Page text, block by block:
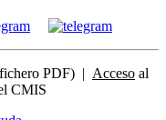
PDF) | Acceso al
CMIS